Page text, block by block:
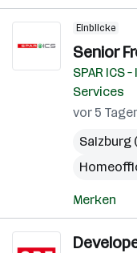
Einblicke
Senior
SPAR ICS
Services
vor 5
Salzburg
Merken